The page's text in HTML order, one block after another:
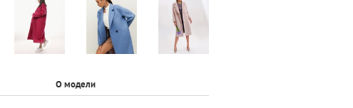
О модели